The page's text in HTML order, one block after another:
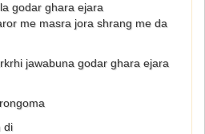
godar ghara ejara
me masra jora shrang me da
jawabuna godar ghara ejara
di